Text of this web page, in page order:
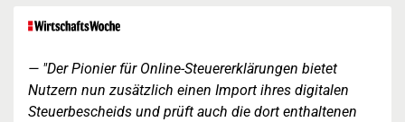
"Der Pionier für Online-Steuererklärungen bietet
Nutzern nun zusätzlich einen Import ihres digitalen
Steuerbescheids und prüft auch die dort enthaltenen